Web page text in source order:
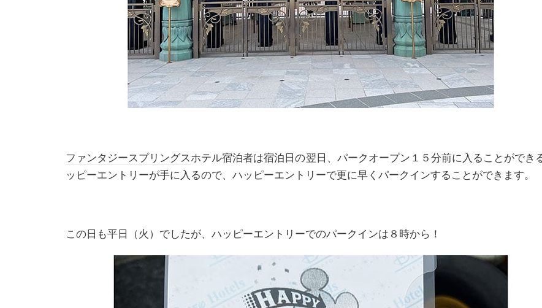
ファンタジースプリングスホテル宿泊者は宿泊日の翌日、パークオープン１５分前に入ることができ
ッピーエントリーが手に入るので、ハッピーエントリーで更に早くパークインすることができます。
この日も平日（火）でしたが、ハッピーエントリーでのパークインは８時から！